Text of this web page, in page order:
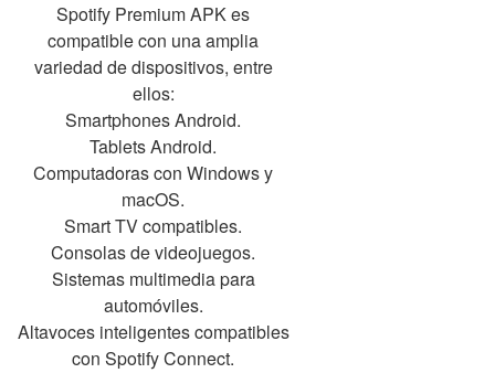
Spotify Premium APK es
compatible con una amplia
variedad de dispositivos, entre
ellos:
Smartphones Android.
Tablets Android.
Computadoras con Windows y
macOS.
Smart TV compatibles.
Consolas de videojuegos.
Sistemas multimedia para
automóviles.
Altavoces inteligentes compatibles
con Spotify Connect.